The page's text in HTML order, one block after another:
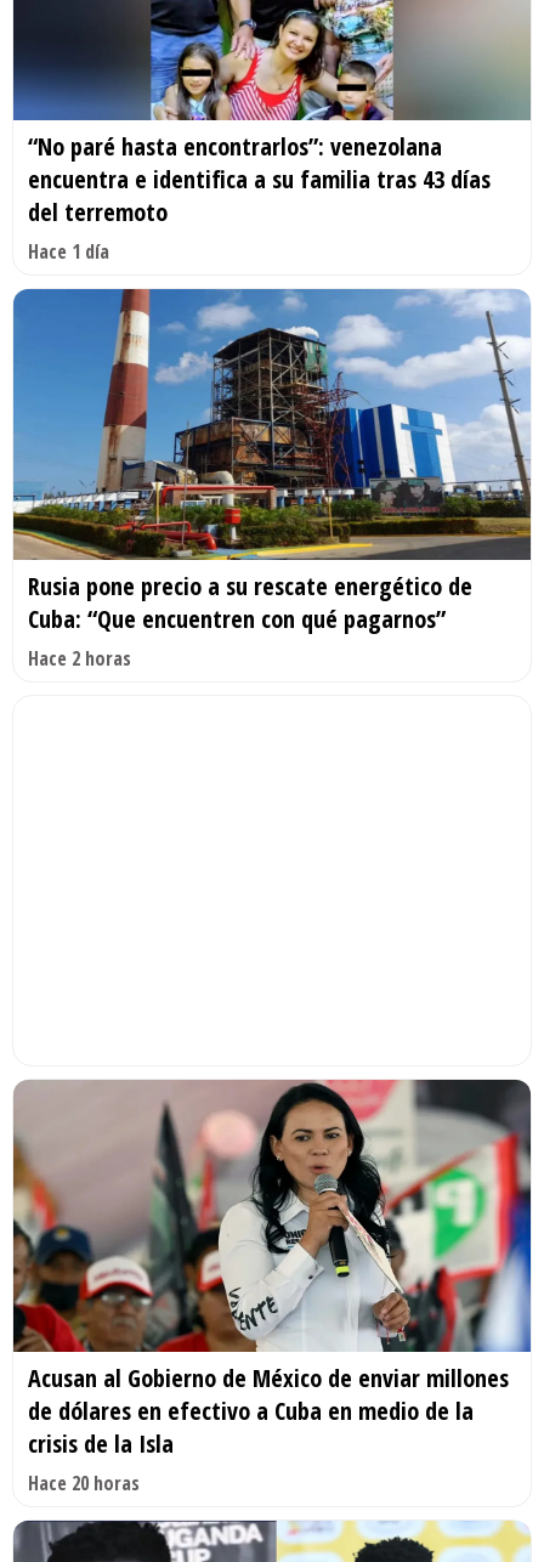
“No paré hasta encontrarlos”: venezolana
encuentra e identifica a su familia tras 43 días
del terremoto
Hace 1 día
Rusia pone precio a su rescate energético de
Cuba: “Que encuentren con qué pagarnos”
Hace 2 horas
Acusan al Gobierno de México de enviar millones
de dólares en efectivo a Cuba en medio de la
crisis de la Isla
Hace 20 horas